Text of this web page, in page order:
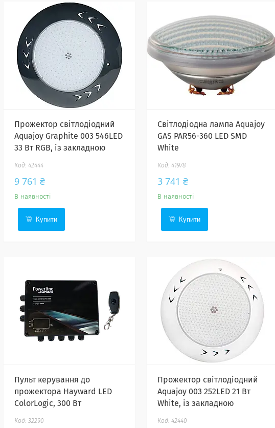
Прожектор світлодіодний
Aquajoy Graphite 003 546LED
33 Вт RGB, із закладною
42444
9 761 ₴
В наявності
Купити
Світлодіодна лампа Aquajoy
GAS PAR56-360 LED SMD
White
41978
3 741 ₴
В наявності
Купити
Пульт керування до
прожектора Hayward LED
ColorLogic, 300 Вт
32290
Прожектор світлодіодний
Aquajoy 003 252LED 21 Вт
White, із закладною
42440